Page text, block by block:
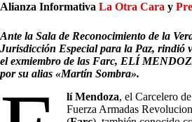
Alianza Informativa La Otra Cara y
Ante la Sala de Reconocimiento de la
Jurisdicción Especial para la Paz, rindió
el exmiembro de las Farc, ELÍ
por su alias «Martín Sombra».
lí Mendoza, el Carcelero
Fuerza Armadas